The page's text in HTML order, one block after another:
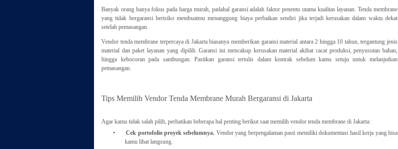
Banyak orang hanya fokus pada harga murah, padahal garansi adalah faktor penentu utama kualitas layanan. Tenda membrane
yang tidak bergaransi berisiko membuatmu menanggung biaya perbaikan sendiri jika terjadi kerusakan dalam waktu dekat
setelah pemasangan.
Vendor tenda membrane terpercaya di Jakarta biasanya memberikan garansi material antara 2 hingga 10 tahun, tergantung jenis
material dan paket layanan yang dipilih. Garansi ini mencakup kerusakan material akibat cacat produksi, penyusutan bahan,
hingga kebocoran pada sambungan. Pastikan garansi tertulis dalam kontrak sebelum kamu setuju untuk melanjutkan
pemasangan.
Tips Memilih Vendor Tenda Membrane Murah Bergaransi di Jakarta
Agar kamu tidak salah pilih, perhatikan beberapa hal penting berikut saat memilih vendor tenda membrane di Jakarta:
•
Cek portofolio proyek sebelumnya. Vendor yang berpengalaman pasti memiliki dokumentasi hasil kerja yang bisa
kamu lihat langsung.